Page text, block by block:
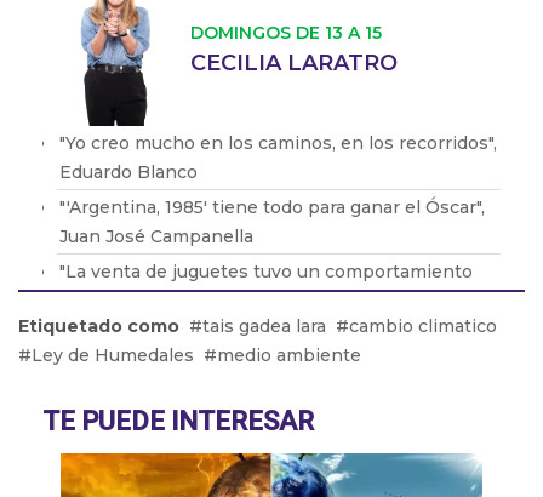
DOMINGOS DE 13 A 15
CECILIA LARATRO
"Yo creo mucho en los caminos, en los recorridos",
Eduardo Blanco
"'Argentina, 1985' tiene todo para ganar el Óscar",
Juan José Campanella
"La venta de juguetes tuvo un comportamiento
"Si uno va a conducir no tiene que tomar ni
mucho ni poco: nada", Fabián Pons
otro", Dr. Ricardo Corral
Etiquetado como tais gadea lara
cambio climatico
Ley de Humedales
medio ambiente
TE PUEDE INTERESAR